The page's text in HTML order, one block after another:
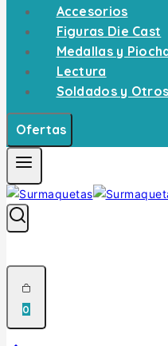
Accesorios
Figuras Die Cast
Medallas y
Lectura
Soldados y Otros
Ofertas
0